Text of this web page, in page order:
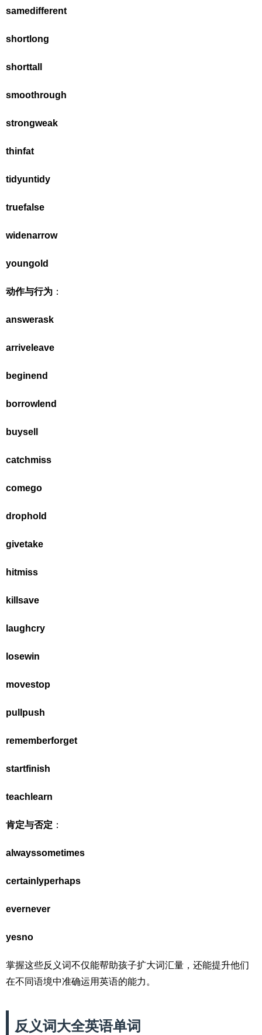
samedifferent
shortlong
shorttall
smoothrough
strongweak
thinfat
tidyuntidy
truefalse
widenarrow
youngold
动作与行为 ：
answerask
arrive leave
beginend
borrowlend
buysell
catchmiss
comego
drophold
givetake
hitmiss
kill save
laughcry
losewin
movestop
pull push
rememberforget
startfinish
teach learn
肯定与否定 ：
alwayssometimes
certainlyperhaps
evernever
yesno
掌握这些反义词不仅能帮助孩子扩大词汇量，还能提升他们
在不同语境中准确运用英语的能力。
反义词大全英语单词